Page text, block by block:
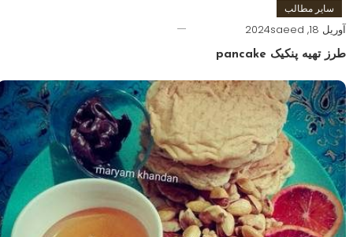
سایر مطالب
آوریل 18, 2024 saeed
طرز تهیه پنکیک pancake